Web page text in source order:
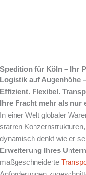
Spedition für Köln – Ihr
Logistik auf Augenhöhe
Effizient. Flexibel.
Ihre Fracht mehr als nur
In einer Welt globaler
starren
dynamisch denkt wie er
Erweiterung Ihres
maßgeschneiderte